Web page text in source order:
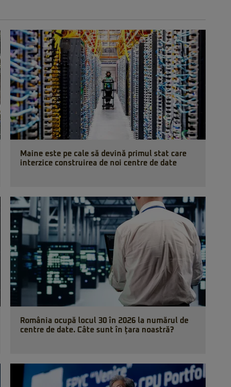
Maine este pe cale să devină primul stat care
interzice construirea de noi centre de date
România ocupă locul 30 în 2026 la numărul de
centre de date. Câte sunt în țara noastră?